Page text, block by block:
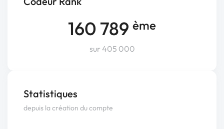
160 789 ème
sur 405 000
Statistiques
depuis la création du compte